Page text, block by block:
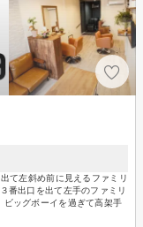
て左斜め前に見えるファミリ
番出口を出て左手のファミリ
ビッグボーイを過ぎて高架手